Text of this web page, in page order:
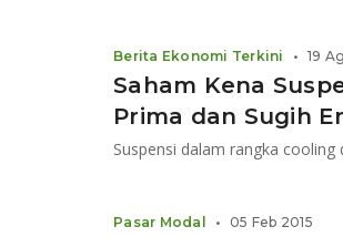
Saham Kena
Prima dan Sugih
Berita Ekonomi Terkini • 19
Pasar Modal • 05 Feb 2015